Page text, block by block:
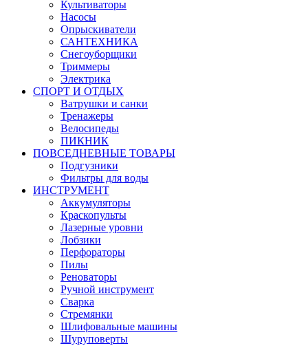
Культиваторы
Насосы
Опрыскиватели
САНТЕХНИКА
Снегоуборщики
Триммеры
Электрика
СПОРТ И ОТДЫХ
Ватрушки и санки
Тренажеры
Велосипеды
ПИКНИК
ПОВСЕДНЕВНЫЕ ТОВАРЫ
Подгузники
Фильтры для воды
ИНСТРУМЕНТ
Аккумуляторы
Краскопульты
Лазерные уровни
Лобзики
Перфораторы
Пилы
Реноваторы
Ручной инструмент
Сварка
Стремянки
Шлифовальные машины
Шуруповерты